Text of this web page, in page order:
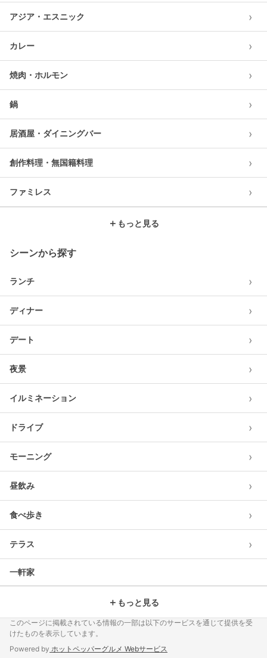
アジア・エスニック ›
カレー ›
焼肉・ホルモン ›
鍋 ›
居酒屋・ダイニングバー ›
創作料理・無国籍料理 ›
ファミレス ›
＋ もっと見る
シーンから探す
ランチ ›
ディナー ›
デート ›
夜景 ›
イルミネーション ›
ドライブ ›
モーニング ›
昼飲み ›
食べ歩き ›
テラス ›
一軒家
＋ もっと見る
このページに掲載されている情報の一部は以下のサービスを通じて提供を受
けたものを表示しています。
Powered by ホットペッパーグルメ Webサービス